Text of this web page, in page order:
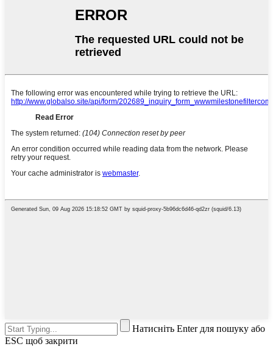
Натисніть Enter для пошуку або
ESC щоб закрити